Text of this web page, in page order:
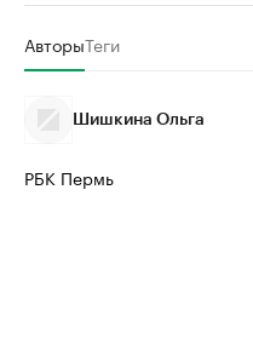
Крупные организации
АвторыТеги
Шишкина Ольга
РБК Пермь